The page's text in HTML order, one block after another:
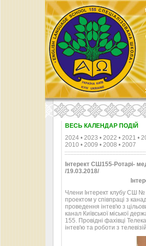
ВЕСЬ КАЛЕНДАР ПОДІЙ
2024 • 2023 • 2022 • 2021 •
2010 • 2009 • 2008 • 2007
Інтерект СШ155-Ротарі-
/19.03.2018/
Члени Інтерект клубу СШ №
проектом у співпраці з
проведення інтев'ю з
канал Київської міської
155. Провідні фахівці
інтев'ю та роботи з